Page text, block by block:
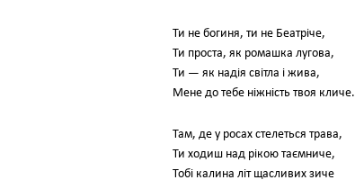
Ти не богиня, ти не Беатріче,
Ти проста, як ромашка лугова,
Ти — як надія світла і жива,
Мене до тебе ніжність твоя кличе.
Там, де у росах стелеться трава,
Ти ходиш над рікою таємниче,
Тобі калина літ щасливих зиче